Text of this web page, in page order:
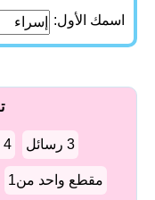
اسمك الأول:
3 رسائل 4 رسائل
مقطع واحد من1